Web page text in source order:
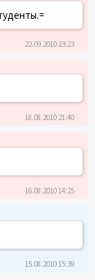
22.09.2010 23:23
18.08.2010 21:40
16.08.2010 14:25
15.08.2010 15:39